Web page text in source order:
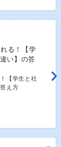
【学生と社
え方